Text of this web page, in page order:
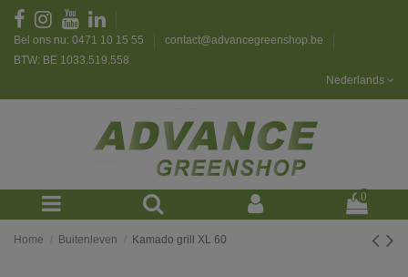
Bel ons nu: 0471 10 15 55
contact@advancegreenshop.be
BTW: BE 1033.519.558
Nederlands
0
Home Buitenleven Kamado grill XL 60